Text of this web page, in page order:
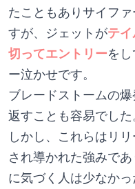
たこともありサイフ
すが、ジェットがテ
切ってエントリーを
ー泣かせです。
ブレードストームの
返すことも容易でした
しかし、これらはリ
され導かれた強みで
に気づく人は少なかっ